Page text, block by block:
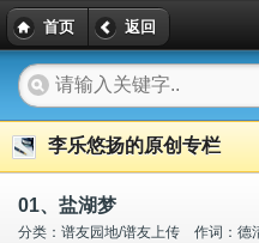
首页 返回
李乐悠扬的原创专栏
01、盐湖梦
分类：谱友园地/谱友上传 作词：